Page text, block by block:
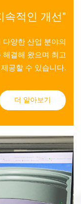
속적인 개선"
양한 산업 분야의
결해 왔으며 최고
공할 수 있습니다.
더 알아보기